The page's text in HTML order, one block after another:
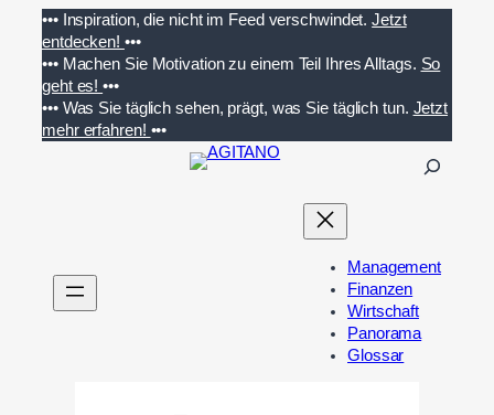
Inhalt
springen
••• Inspiration, die nicht im Feed verschwindet. Jetzt
entdecken! •••
••• Machen Sie Motivation zu einem Teil Ihres Alltags. So
geht es!•••
••• Was Sie täglich sehen, prägt, was Sie täglich tun. Jetzt
mehr erfahren! •••
n
Management
Finanzen
Wirtschaft
Panorama
Glossar